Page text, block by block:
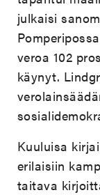
julkaisi
veroa 102
käynyt.
Kuuluisa
erilaisiin
taitava